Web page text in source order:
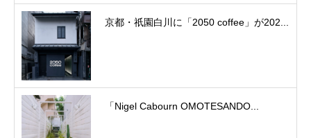
京都・祇園白川に「2050 coffee」が202...
「Nigel Cabourn OMOTESANDO...